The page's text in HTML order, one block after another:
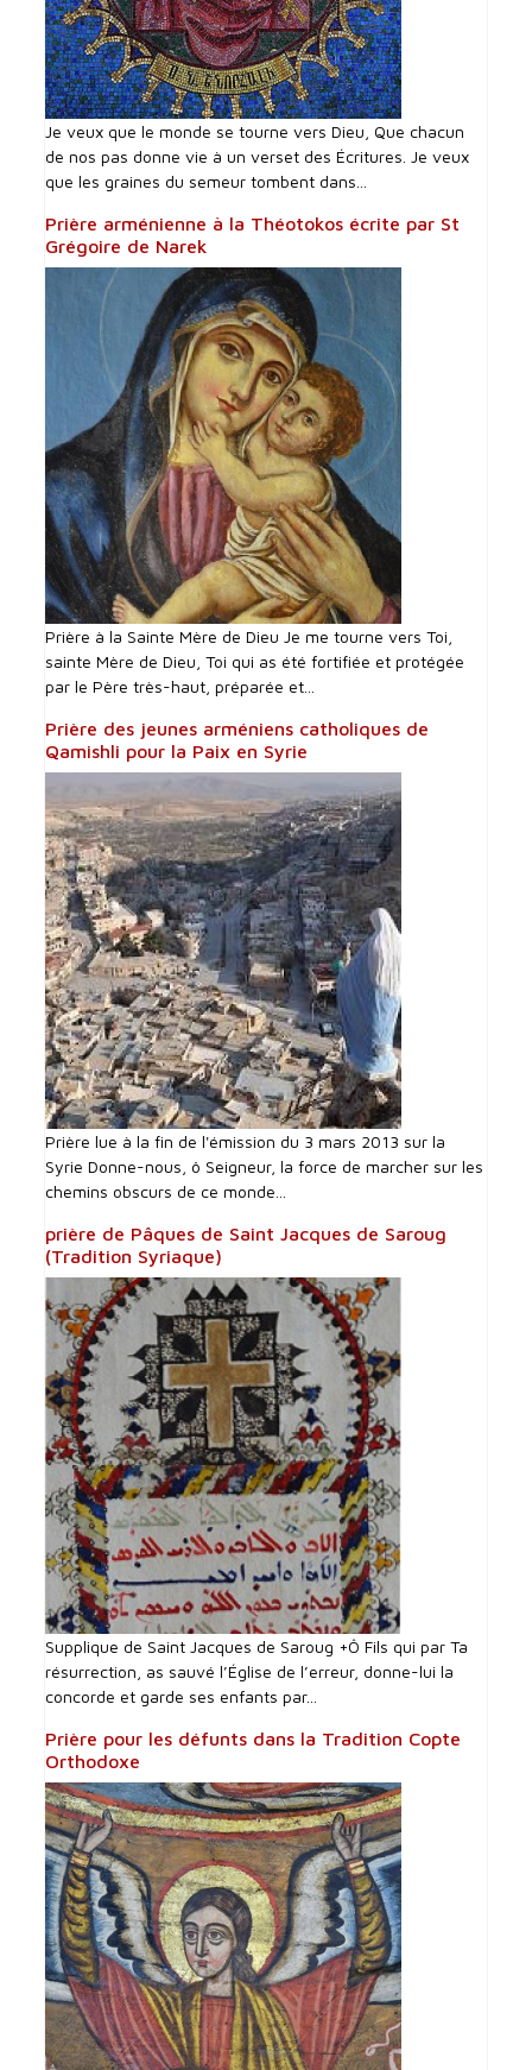
Je veux que le monde se tourne vers Dieu, Que chacun
de nos pas donne vie à un verset des Écritures. Je veux
que les graines du semeur tombent dans...
Prière arménienne à la Théotokos écrite par St
Grégoire de Narek
Prière à la Sainte Mère de Dieu Je me tourne vers Toi,
sainte Mère de Dieu, Toi qui as été fortifiée et protégée
par le Père très-haut, préparée et...
Prière des jeunes arméniens catholiques de
Qamishli pour la Paix en Syrie
Prière lue à la fin de l'émission du 3 mars 2013 sur la
Syrie Donne-nous, ô Seigneur, la force de marcher sur les
chemins obscurs de ce monde...
prière de Pâques de Saint Jacques de Saroug
(Tradition Syriaque)
Supplique de Saint Jacques de Saroug +Ô Fils qui par Ta
résurrection, as sauvé l’Église de l’erreur, donne-lui la
concorde et garde ses enfants par...
Prière pour les défunts dans la Tradition Copte
Orthodoxe